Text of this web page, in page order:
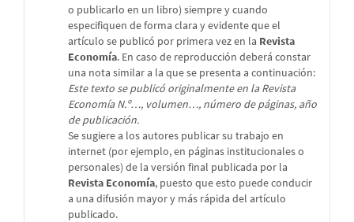
o publicarlo en un libro) siempre y cuando
especifiquen de forma clara y evidente que el
artículo se publicó por primera vez en la Revista
Economía. En caso de reproducción deberá constar
una nota similar a la que se presenta a continuación:
Este texto se publicó originalmente en la Revista
Economía N.º…, volumen…, número de páginas, año
de publicación.
Se sugiere a los autores publicar su trabajo en
internet (por ejemplo, en páginas institucionales o
personales) de la versión final publicada por la
Revista Economía, puesto que esto puede conducir
a una difusión mayor y más rápida del artículo
publicado.